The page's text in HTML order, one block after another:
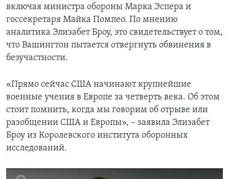
включая министра обороны Марка Эспера и
госсекретаря Майка Помпео. По мнению
аналитика Элизабет Броу, это свидетельствует о том,
что Вашингтон пытается отвергнуть обвинения в
безучастности.
«Прямо сейчас США начинают крупнейшие
военные учения в Европе за четверть века. Об этом
стоит помнить, когда мы говорим об отрыве или
разобщении США и Европы», – заявила Элизабет
Броу из Королевского института оборонных
исследований.